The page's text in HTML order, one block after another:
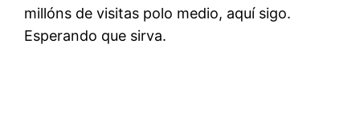
millóns de visitas polo medio, aquí sigo.
Esperando que sirva.